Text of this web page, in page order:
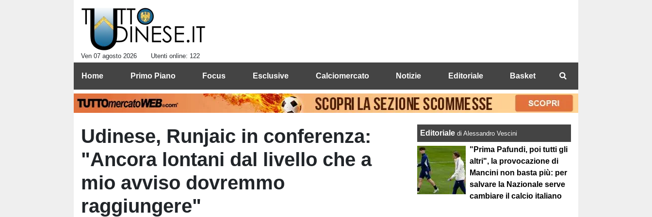
Ven 07 agosto 2026 Utenti online: 122
Home Primo Piano Focus Esclusive Calciomercato Notizie Editoriale Basket
Udinese, Runjaic in conferenza:
"Ancora lontani dal livello che a
mio avviso dovremmo
raggiungere"
Editorialedi Alessandro Vescini
"Prima Pafundi, poi tutti gli
altri", la provocazione di
Mancini non basta più: per
salvare la Nazionale serve
cambiare il calcio italiano